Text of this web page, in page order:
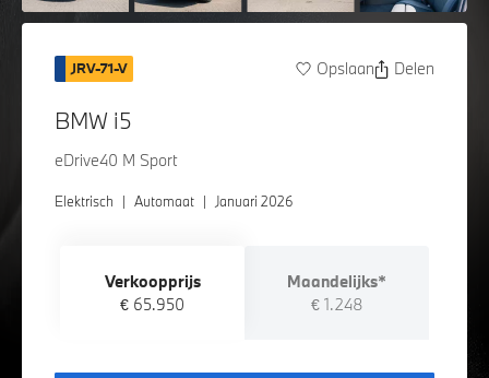
JRV-71-V Opslaan Delen
BMW i5
eDrive40 M Sport
Elektrisch | Automaat | Januari 2026
Verkoopprijs
€ 65.950
Maandelijks*
€ 1.248